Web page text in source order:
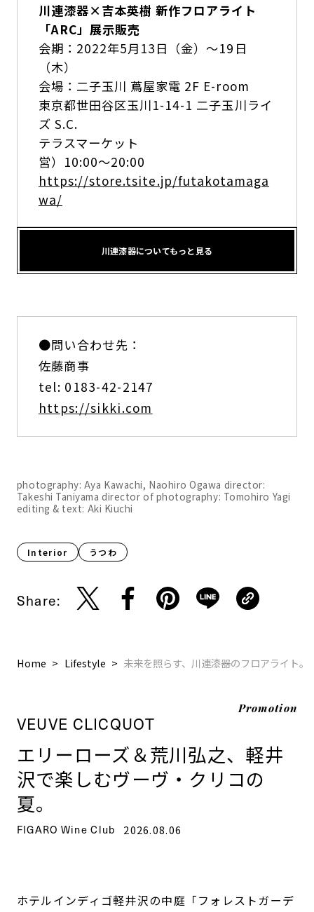
川連漆器×吉本英樹 新作フロアライト
「ARC」展示販売
会期：2022年5月13日（金）〜19日
（木）
会場：二子玉川 蔦屋家電 2F E-room
東京都世田谷区玉川1-14-1 二子玉川ライ
ズ S.C.
テラスマーケット
営）10:00〜20:00
https://store.tsite.jp/futakotamaga
wa/
川連漆器についてもっと見る
●問い合わせ先：
佐藤商事
tel: 0183-42-2147
https://sikki.com
photography: Aya Kawachi, Naohiro Ogawa director:
Takeshi Taniyama director of photography: Tomohiro Yagi
editing & text: Aki Kiuchi
Interior うつわ
Share:
Home Lifestyle 未来を照らす、川連漆器のフロアライト。
Promotion
VEUVE CLICQUOT
エリーローズ＆荒川弘之、軽井
沢で楽しむヴーヴ・クリコの
夏。
FIGARO Wine Club 2026.08.06
ホテルインディゴ軽井沢の中庭「フォレストガーデ